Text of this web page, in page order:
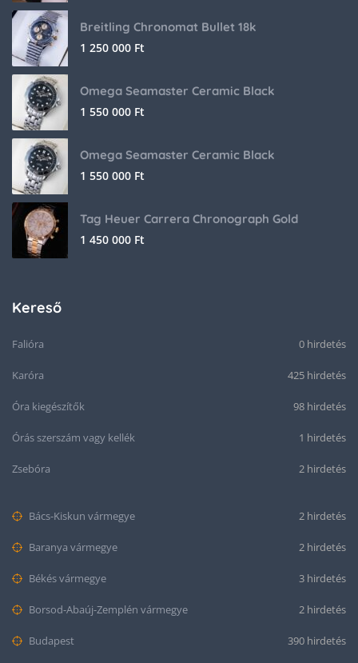
Breitling Chronomat Bullet 18k
1 250 000 Ft
Omega Seamaster Ceramic Black
1 550 000 Ft
Omega Seamaster Ceramic Black
1 550 000 Ft
Tag Heuer Carrera Chronograph Gold
1 450 000 Ft
Kereső
Falióra 0 hirdetés
Karóra 425 hirdetés
Óra kiegészítők 98 hirdetés
Órás szerszám vagy kellék 1 hirdetés
Zsebóra 2 hirdetés
Bács-Kiskun vármegye 2 hirdetés
Baranya vármegye 2 hirdetés
Békés vármegye 3 hirdetés
Borsod-Abaúj-Zemplén vármegye 2 hirdetés
Budapest 390 hirdetés